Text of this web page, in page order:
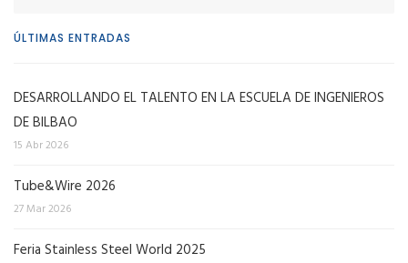
ÚLTIMAS ENTRADAS
DESARROLLANDO EL TALENTO EN LA ESCUELA DE INGENIEROS
DE BILBAO
15 Abr 2026
Tube&Wire 2026
27 Mar 2026
Feria Stainless Steel World 2025